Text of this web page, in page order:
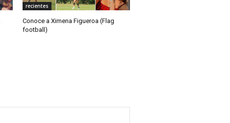
recientes
Conoce a Ximena Figueroa (Flag
football)